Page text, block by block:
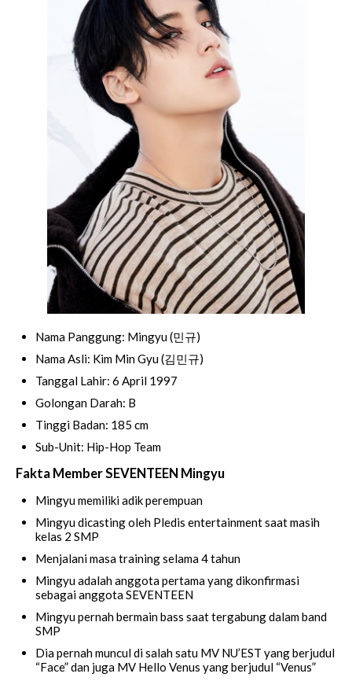
Nama Panggung: Mingyu (민규)
Nama Asli: Kim Min Gyu (김민규)
Tanggal Lahir: 6 April 1997
Golongan Darah: B
Tinggi Badan: 185 cm
Sub-Unit: Hip-Hop Team
Fakta Member SEVENTEEN Mingyu
Mingyu memiliki adik perempuan
Mingyu dicasting oleh Pledis entertainment saat masih
kelas 2 SMP
Menjalani masa training selama 4 tahun
Mingyu adalah anggota pertama yang dikonfirmasi
sebagai anggota SEVENTEEN
Mingyu pernah bermain bass saat tergabung dalam band
SMP
Dia pernah muncul di salah satu MV NU’EST yang berjudul
“Face” dan juga MV Hello Venus yang berjudul “Venus”